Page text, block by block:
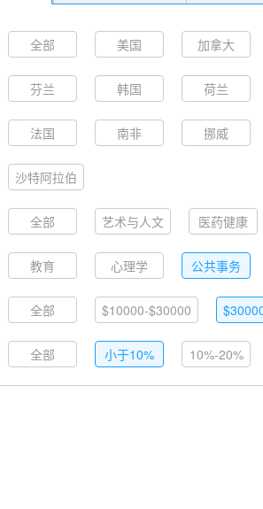
全部 美国 加拿大
芬兰 韩国 荷兰
法国 南非 挪威
沙特阿拉伯
全部 艺术与人文 医药健康
教育 心理学 公共事务
全部 $10000-$30000
全部 小于10% 10%-20%